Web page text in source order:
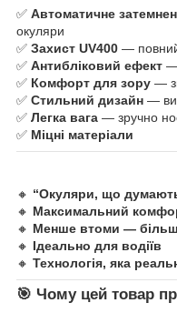
✅ Автоматичне
окуляри
✅ Захист UV400 — повний
✅ Антибліковий ефект —
✅ Комфорт для зору —
✅ Стильний дизайн —
✅ Легка вага — зручно
✅ Міцні матеріали
🔸 “Окуляри, що
🔸 Максимальний
🔸 Менше втоми —
🔸 Ідеально для водіїв
🔸 Технологія, яка
🎯 Чому цей товар